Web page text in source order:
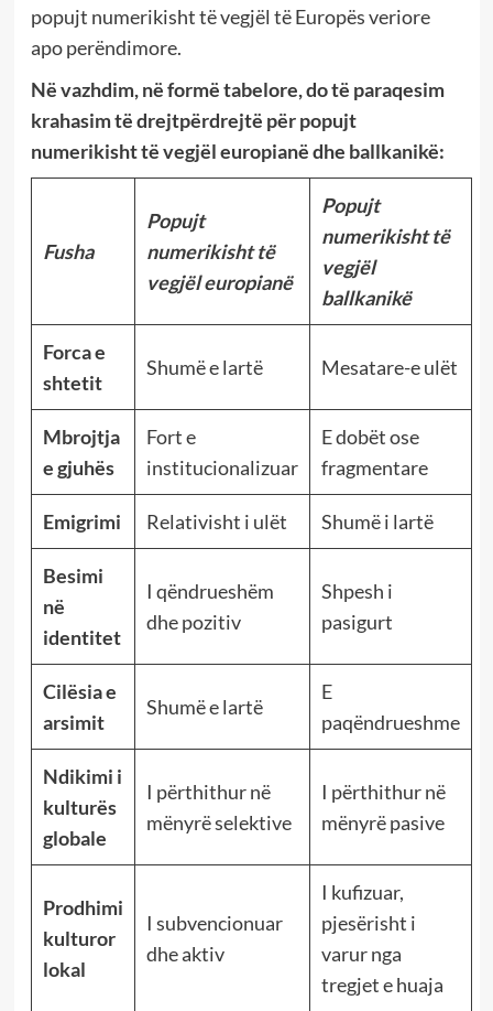
popujt numerikisht të vegjël të Europës veriore
apo perëndimore.
Në vazhdim, në formë tabelore, do të paraqesim
krahasim të drejtpërdrejtë për popujt
numerikisht të vegjël europianë dhe ballkanikë:
Fusha
Popujt
numerikisht të
vegjël europianë
Popujt
numerikisht të
vegjël
ballkanikë
Forca e
shtetit
Shumë e lartë Mesatare-e ulët
Mbrojtja
e gjuhës
Fort e
institucionalizuar
E dobët ose
fragmentare
Emigrimi Relativisht i ulët Shumë i lartë
Besimi
në
identitet
I qëndrueshëm
dhe pozitiv
Shpesh i
pasigurt
Cilësia e
arsimit
Shumë e lartë
E
paqëndrueshme
Ndikimi i
kulturës
globale
I përthithur në
mënyrë selektive
I përthithur në
mënyrë pasive
Prodhimi
kulturor
lokal
I subvencionuar
dhe aktiv
I kufizuar,
pjesërisht i
varur nga
tregjet e huaja